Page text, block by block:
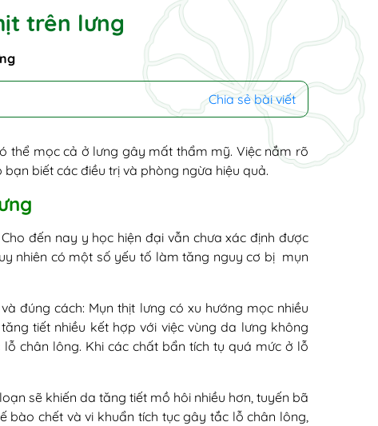
trên lưng
Chia sẻ bài viết
thể mọc cả ở lưng gây mất thẩm mỹ. Việc nắm rõ
biết các điều trị và phòng ngừa hiệu quả.
đến nay y học hiện đại vẫn chưa xác định được
nhiên có một số yếu tố làm tăng nguy cơ bị mụn
đúng cách: Mụn thịt lưng có xu hướng mọc nhiều
tiết nhiều kết hợp với việc vùng da lưng không
chân lông. Khi các chất bẩn tích tụ quá mức ở lỗ
sẽ khiến da tăng tiết mồ hôi nhiều hơn, tuyến bã
bào chết và vi khuẩn tích tục gây tắc lỗ chân lông,